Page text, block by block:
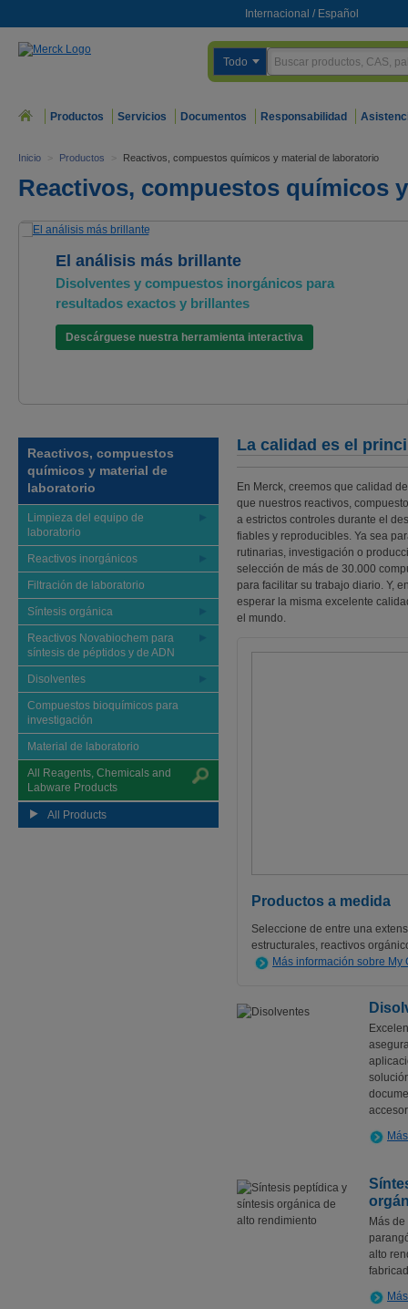
Internacional / Español
Todo
Productos Servicios Documentos Responsabilidad
Inicio > Productos > Reactivos, compuestos químicos y material de laboratorio
Reactivos, compuestos químicos
El análisis más brillante
Disolventes y compuestos inorgánicos para
resultados exactos y brillantes
Descárguese nuestra herramienta interactiva
Reactivos, compuestos
químicos y material de
laboratorio
Limpieza del equipo de
laboratorio
Reactivos inorgánicos
Filtración de laboratorio
Síntesis orgánica
Reactivos Novabiochem para
síntesis de péptidos y de ADN
Disolventes
Compuestos bioquímicos para
investigación
Material de laboratorio
All Reagents, Chemicals and
Labware Products
All Products
La calidad es el
En Merck, creemos que calidad
que nuestros reactivos,
a estrictos controles durante el
fiables y reproducibles. Ya sea
rutinarias, investigación o
selección de más de 30.000
para facilitar su trabajo diario. Y,
esperar la misma excelente
el mundo.
Productos a medida
Seleccione de entre una
estructurales, reactivos
Más información sobre My
Más
alto